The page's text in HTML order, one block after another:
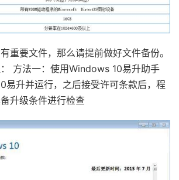
重要文件，那么请提前做好文件备份。
方法一：使用Windows 10易升助手
易升并运行，之后接受许可条款后，程
升级条件进行检查